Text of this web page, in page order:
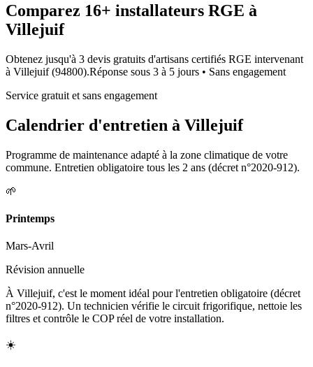
Comparez 16+ installateurs RGE à
Villejuif
Obtenez jusqu'à 3 devis gratuits d'artisans certifiés RGE intervenant
à Villejuif(94800).Réponse sous 3 à 5 jours • Sans engagement
Service gratuit et sans engagement
Calendrier d'entretien à Villejuif
Programme de maintenance adapté à la zone climatique de votre
commune. Entretien obligatoire tous les 2 ans (décret n°2020-912).
🌱
Printemps
Mars-Avril
Révision annuelle
À Villejuif, c'est le moment idéal pour l'entretien obligatoire (décret
n°2020-912). Un technicien vérifie le circuit frigorifique, nettoie les
filtres et contrôle le COP réel de votre installation.
☀️